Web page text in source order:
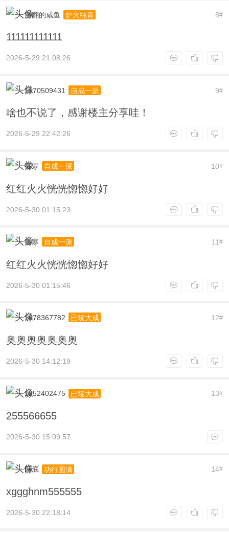
8#
空翻的咸鱼 炉火纯青
111111111111
2026-5-29 21:08:26
9#
1170509431 自成一派
啥也不说了，感谢楼主分享哇！
2026-5-29 22:42:26
10#
孤寒 自成一派
红红火火恍恍惚惚好好
2026-5-30 01:15:23
11#
孤寒 自成一派
红红火火恍恍惚惚好好
2026-5-30 01:15:46
12#
1078367782 已臻大成
奥奥奥奥奥奥奥
2026-5-30 14:12:19
13#
1352402475 已臻大成
255566655
2026-5-30 15:09:57
14#
卧底 功行圆满
xggghnm555555
2026-5-30 22:18:14